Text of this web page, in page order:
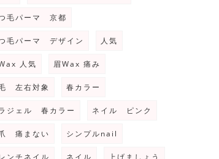
毛パーマ 京都
毛パーマ デザイン 人気
人気 眉Wax 痛み
左右対象 春カラー
ジェル 春カラー ネイル ピンク
痛まない シンプルnail
ンチネイル ネイル 上げましょう